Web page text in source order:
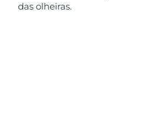
das olheiras.
Entrega prevista